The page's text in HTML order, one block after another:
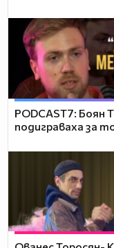
PODCAST7: ‪Боян
подиграваха за